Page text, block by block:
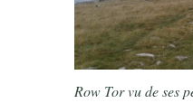
Row Tor vu de ses